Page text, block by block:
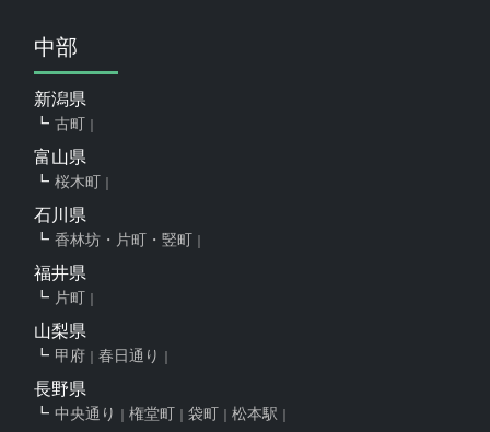
中部
新潟県
古町
富山県
桜木町
石川県
香林坊・片町・竪町
福井県
片町
山梨県
甲府 春日通り
長野県
中央通り 権堂町 袋町 松本駅